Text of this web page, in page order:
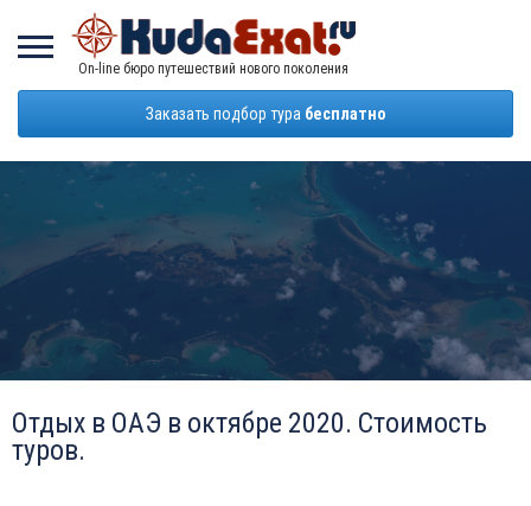
On-line бюро путешествий нового поколения
Заказать подбор тура бесплатно
Отдых в ОАЭ в октябре 2020. Стоимость
туров.